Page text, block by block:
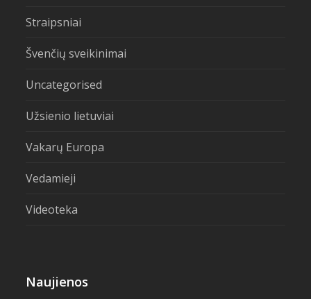
Straipsniai
Švenčių sveikinimai
Uncategorised
Užsienio lietuviai
Vakarų Europa
Vedamieji
Videoteka
Naujienos